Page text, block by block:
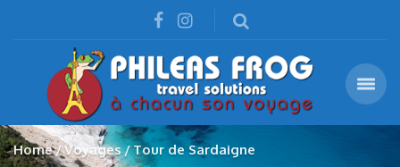
Home Voyages Tour de Sardaigne